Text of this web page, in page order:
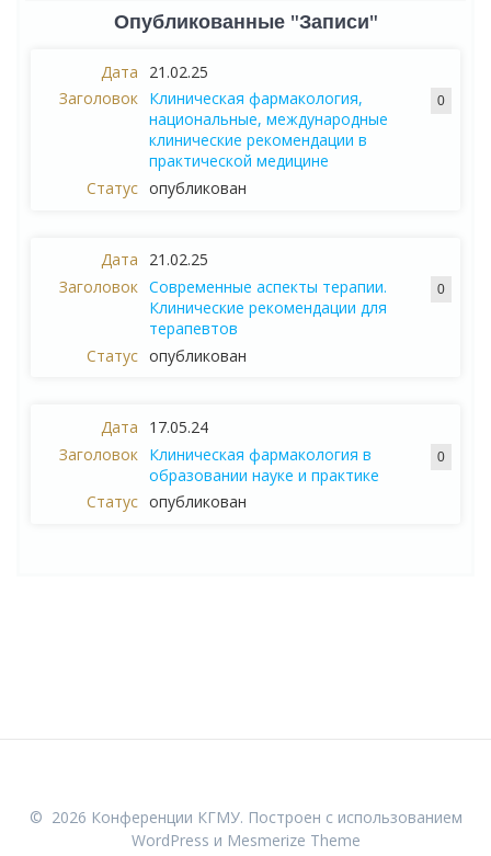
Опубликованные "Записи"
21.02.25
Клиническая фармакология,
национальные, международные
клинические рекомендации в
практической медицине
0
опубликован
21.02.25
Современные аспекты терапии.
Клинические рекомендации для
терапевтов
0
опубликован
17.05.24
Клиническая фармакология в
образовании науке и практике
0
опубликован
© 2026 Конференции КГМУ. Построен с использованием
WordPress и Mesmerize Theme